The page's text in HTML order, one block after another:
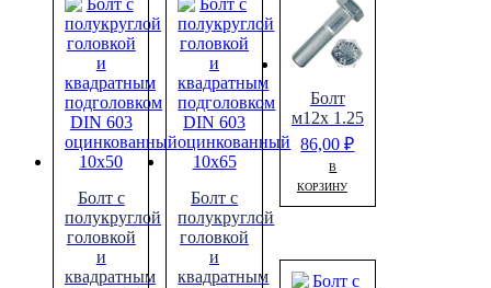
Болт с
полукруглой
головкой
и
квадратным
Болт с
полукруглой
головкой
и
квадратным
Болт
м12х 1.25
86,00₽
В
КОРЗИНУ